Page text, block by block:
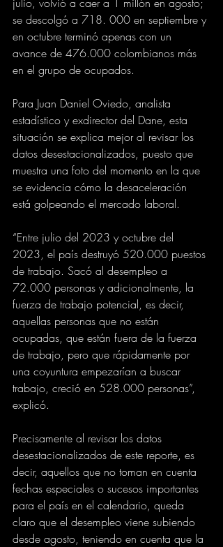
se descolgó a 718. 000 en septiembre y
en octubre terminó apenas con un
avance de 476.000 colombianos más
en el grupo de ocupados.
Para Juan Daniel Oviedo, analista
estadístico y exdirector del Dane, esta
situación se explica mejor al revisar los
datos desestacionalizados, puesto que
muestra una foto del momento en la que
se evidencia cómo la desaceleración
está golpeando el mercado laboral.
“Entre julio del 2023 y octubre del
2023, el país destruyó 520.000 puestos
de trabajo. Sacó al desempleo a
72.000 personas y adicionalmente, la
fuerza de trabajo potencial, es decir,
aquellas personas que no están
ocupadas, que están fuera de la fuerza
de trabajo, pero que rápidamente por
una coyuntura empezarían a buscar
trabajo, creció en 528.000 personas”,
explicó.
Precisamente al revisar los datos
desestacionalizados de este reporte, es
decir, aquellos que no toman en cuenta
fechas especiales o sucesos importantes
para el país en el calendario, queda
claro que el desempleo viene subiendo
desde agosto, teniendo en cuenta que la